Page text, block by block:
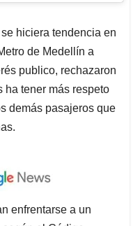
hiciera tendencia en
de Medellín a
publico, rechazaron
ha tener más respeto
demás pasajeros que
enfrentarse a un